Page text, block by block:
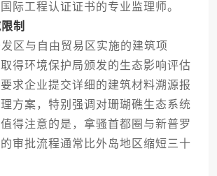
际工程认证证书的专业监理师。
制
与自由贸易区实施的建筑项
得环境保护局颁发的生态影响评估
求企业提交详细的建筑材料溯源报
方案，特别强调对珊瑚礁生态系统
得注意的是，拿骚首都圈与新普罗
审批流程通常比外岛地区缩短三十